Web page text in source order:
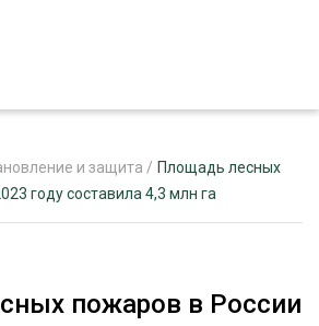
и защита / Площадь лесных
году составила 4,3 млн га
пожаров в России